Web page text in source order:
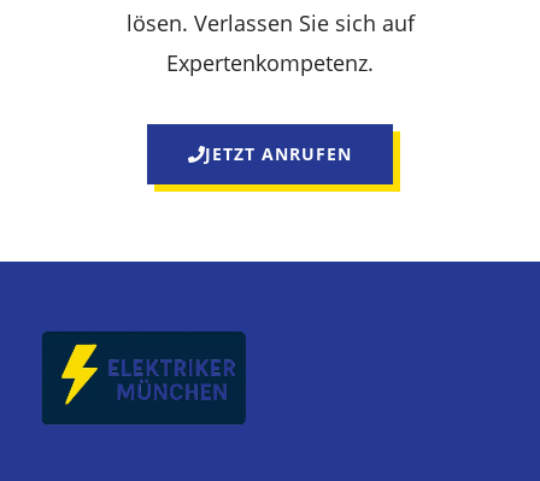
lösen. Verlassen Sie sich auf
Expertenkompetenz.
JETZT ANRUFEN